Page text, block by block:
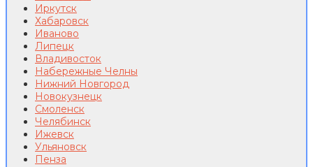
Иркутск
Хабаровск
Иваново
Липецк
Владивосток
Набережные Челны
Нижний Новгород
Новокузнецк
Смоленск
Челябинск
Ижевск
Ульяновск
Пенза